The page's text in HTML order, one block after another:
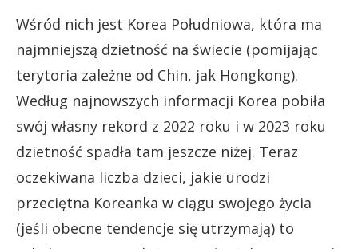
Wśród nich jest Korea Południowa, która ma
najmniejszą dzietność na świecie (pomijając
terytoria zależne od Chin, jak Hongkong).
Według najnowszych informacji Korea pobiła
swój własny rekord z 2022 roku i w 2023 roku
dzietność spadła tam jeszcze niżej. Teraz
oczekiwana liczba dzieci, jakie urodzi
przeciętna Koreanka w ciągu swojego życia
(jeśli obecne tendencje się utrzymają) to